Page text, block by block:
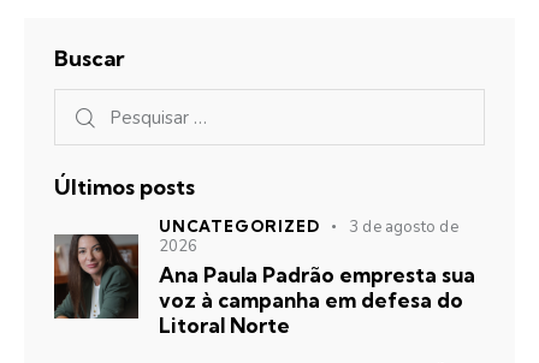
Buscar
Últimos posts
UNCATEGORIZED
3 de agosto de
2026
Ana Paula Padrão empresta sua
voz à campanha em defesa do
Litoral Norte